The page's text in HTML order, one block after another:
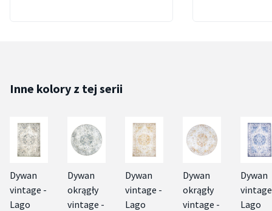
Inne kolory z tej serii
Dywan
vintage -
Lago
Dywan
okrągły
vintage -
Dywan
vintage -
Lago
Dywan
okrągły
vintage -
Dywan
Lago